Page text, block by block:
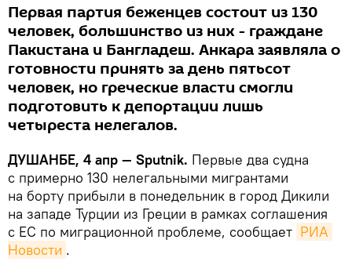
Первая партия беженцев состоит из 130
человек, большинство из них - граждане
Пакистана и Бангладеш. Анкара заявляла о
готовности принять за день пятьсот
человек, но греческие власти смогли
подготовить к депортации лишь
четыреста нелегалов.
ДУШАНБЕ, 4 апр — Sputnik. Первые два судна
с примерно 130 нелегальными мигрантами
на борту прибыли в понедельник в город Дикили
на западе Турции из Греции в рамках соглашения
с ЕС по миграционной проблеме, сообщает РИА
Новости .